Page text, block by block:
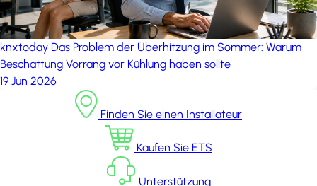
knxtoday Das Problem der Überhitzung im Sommer: Warum
Beschattung Vorrang vor Kühlung haben sollte
19 Jun 2026
Finden Sie einen Installateur
Kaufen Sie ETS
Unterstützung